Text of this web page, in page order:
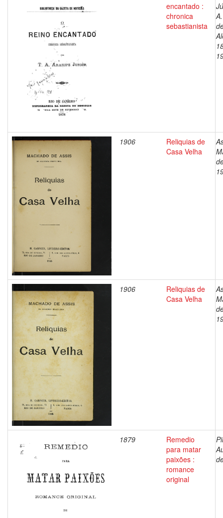
encantado :
chronica
sebastianista
1906
Reliquias de
Casa Velha
1906
Reliquias de
Casa Velha
1879
Remedio
para matar
paixões :
romance
original